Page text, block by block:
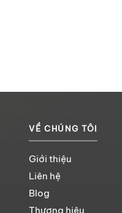
VỀ CHÚNG TÔI
Giới thiệu
Liên hệ
Blog
Thương hiệu